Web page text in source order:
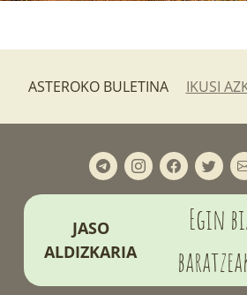
ASTEROKO BULETINA IKUSI
JASO
ALDIZKARIA
Egin